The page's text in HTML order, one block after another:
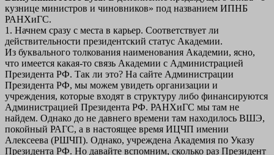
кузнице министров и чиновников» под названием ИПНБ
РАНХиГС.
1. Начнем сразу с места в карьер. Соответствует ли
действительности президентский статус Академии.
Из буквального толкования наименования Академии, ясно,
что имеется какая-то связь Академии с Администрацией
Президента РФ. Так ли это? На сайте Администрации
Президента РФ, мы можем увидеть организации и
учреждения, которые входят в структуру либо финансируются
Администрацией Президента РФ. РАНХиГС мы там не
найдем. Однако до не давнего времени там находилось ВШЭ,
покойный РАГС, а в настоящее время ИЦЧП имении
Алексеева (РШЧП). Однако, учреждена Академия по Указу
Президента РФ. Но давайте вспомним, сколько раз Президент